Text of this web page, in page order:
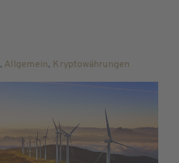
, Allgemein, Kryptowährungen